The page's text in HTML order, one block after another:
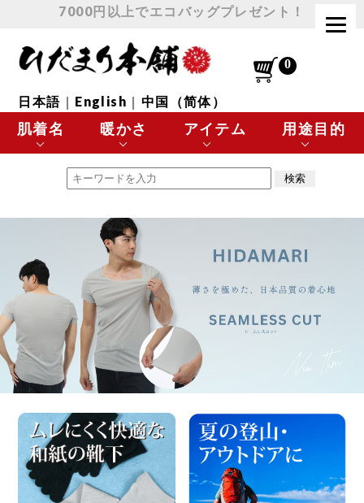
7000円以上でエコバッグプレゼント！
日本語 ｜ English ｜ 中国（简体）
肌着名
エベレスト
チョモランマ
プレミアムウェーブ
極・頂
Washicool商品
JAXAコラボ商品
全商品一覧
暖かさ
最高に暖かい
とても暖かい
暖かい
涼しい
全商品一覧
アイテム
肌着 トップス
肌着 ボトムス
下着
靴下
アウター
その他
全商品一覧
用途目的
極寒の環境に最適
スポーツなど
日常使いに最適
温活・ヘルスケア
全商品一覧